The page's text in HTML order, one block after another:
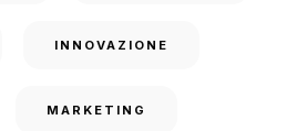
INNOVAZIONE
MARKETING